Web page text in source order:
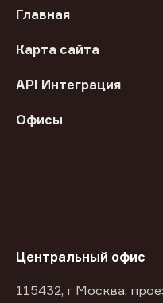
Главная
Карта сайта
API Интеграция
Офисы
Центральный офис
115432, г Москва,